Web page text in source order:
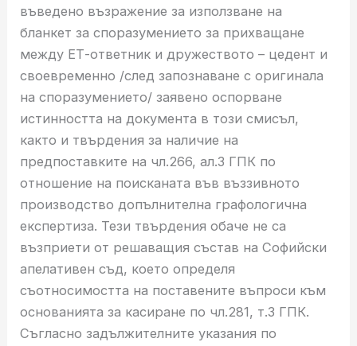
въведено възражение за използване на
бланкет за споразумението за прихващане
между ЕТ-ответник и дружеството – цедент и
своевременно /след запознаване с оригинала
на споразумението/ заявено оспорване
истинността на документа в този смисъл,
както и твърдения за наличие на
предпоставките на чл.266, ал.3 ГПК по
отношение на поисканата във въззивното
производство допълнителна графологична
експертиза. Тези твърдения обаче не са
възприети от решаващия състав на Софийски
апелативен съд, което определя
съотносимостта на поставените въпроси към
основанията за касиране по чл.281, т.3 ГПК.
Съгласно задължителните указания по